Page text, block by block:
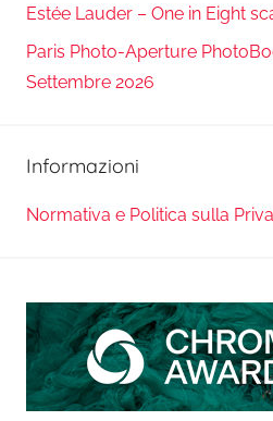
Estée Lauder – One in Eight
Paris Photo-Aperture
Settembre 2026
Informazioni
Normativa e Politica sulla